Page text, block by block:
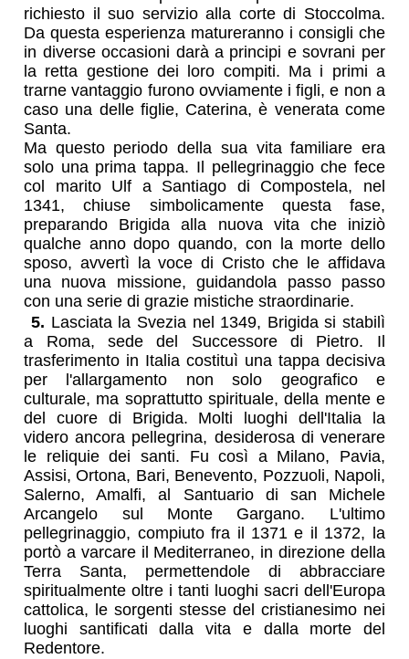
richiesto il suo servizio alla corte di Stoccolma.
Da questa esperienza matureranno i consigli che
in diverse occasioni darà a principi e sovrani per
la retta gestione dei loro compiti. Ma i primi a
trarne vantaggio furono ovviamente i figli, e non a
caso una delle figlie, Caterina, è venerata come
Santa.
Ma questo periodo della sua vita familiare era
solo una prima tappa. Il pellegrinaggio che fece
col marito Ulf a Santiago di Compostela, nel
1341, chiuse simbolicamente questa fase,
preparando Brigida alla nuova vita che iniziò
qualche anno dopo quando, con la morte dello
sposo, avvertì la voce di Cristo che le affidava
una nuova missione, guidandola passo passo
con una serie di grazie mistiche straordinarie.
5. Lasciata la Svezia nel 1349, Brigida si stabilì
a Roma, sede del Successore di Pietro. Il
trasferimento in Italia costituì una tappa decisiva
per l'allargamento non solo geografico e
culturale, ma soprattutto spirituale, della mente e
del cuore di Brigida. Molti luoghi dell'Italia la
videro ancora pellegrina, desiderosa di venerare
le reliquie dei santi. Fu così a Milano, Pavia,
Assisi, Ortona, Bari, Benevento, Pozzuoli, Napoli,
Salerno, Amalfi, al Santuario di san Michele
Arcangelo sul Monte Gargano. L'ultimo
pellegrinaggio, compiuto fra il 1371 e il 1372, la
portò a varcare il Mediterraneo, in direzione della
Terra Santa, permettendole di abbracciare
spiritualmente oltre i tanti luoghi sacri dell'Europa
cattolica, le sorgenti stesse del cristianesimo nei
luoghi santificati dalla vita e dalla morte del
Redentore.